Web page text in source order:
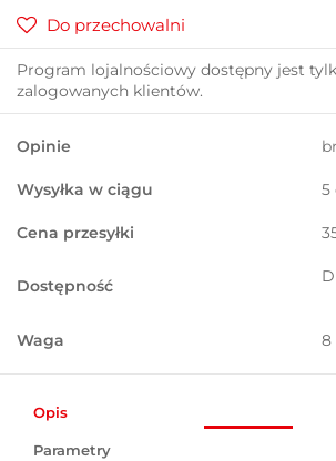
Do przechowalni
Program lojalnościowy dostępny jest
zalogowanych klientów.
Opinie
Wysyłka w ciągu 5
Cena przesyłki
Dostępność
Waga 8
Opis
Parametry